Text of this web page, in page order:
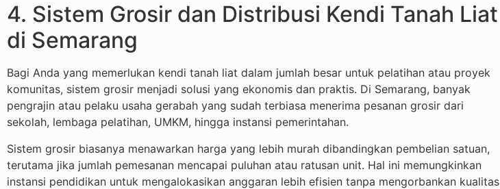
4. Sistem Grosir dan Distribusi Kendi Tanah Liat
di Semarang
Bagi Anda yang memerlukan kendi tanah liat dalam jumlah besar untuk pelatihan atau proyek
komunitas, sistem grosir menjadi solusi yang ekonomis dan praktis. Di Semarang, banyak
pengrajin atau pelaku usaha gerabah yang sudah terbiasa menerima pesanan grosir dari
sekolah, lembaga pelatihan, UMKM, hingga instansi pemerintahan.
Sistem grosir biasanya menawarkan harga yang lebih murah dibandingkan pembelian satuan,
terutama jika jumlah pemesanan mencapai puluhan atau ratusan unit. Hal ini memungkinkan
instansi pendidikan untuk mengalokasikan anggaran lebih efisien tanpa mengorbankan kualitas